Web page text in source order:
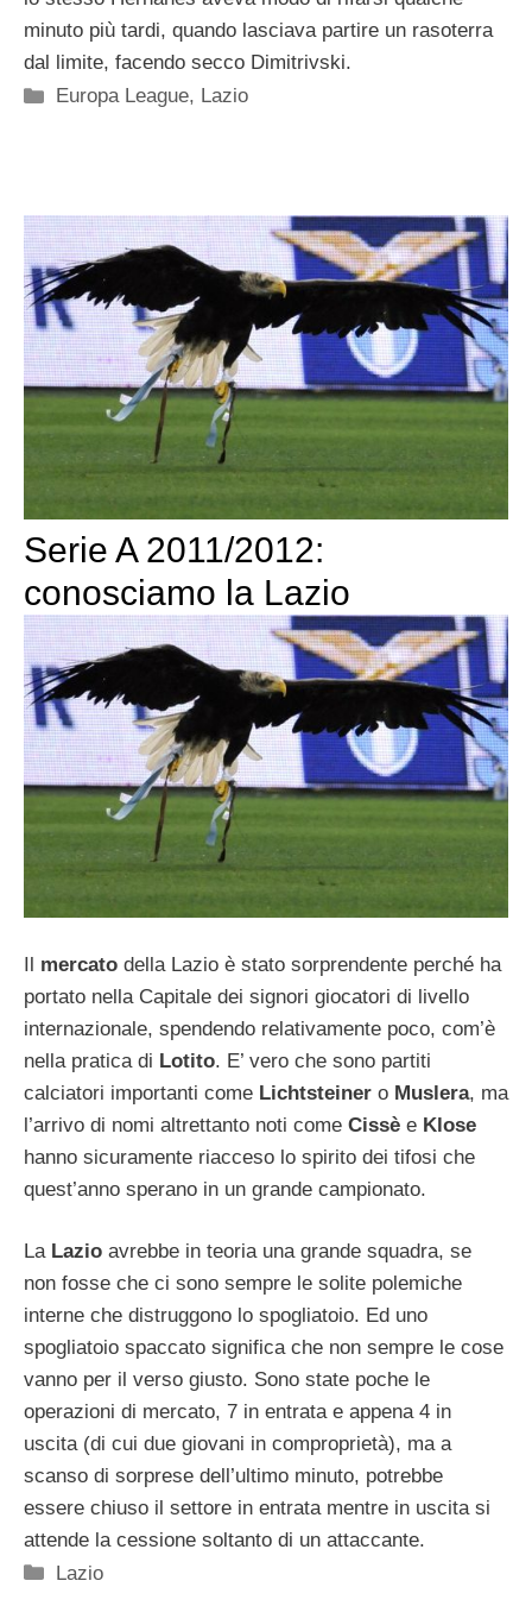
minuto più tardi, quando lasciava partire un rasoterra
dal limite, facendo secco Dimitrivski.
Categorie
Europa League, Lazio
Serie A 2011/2012:
conosciamo la Lazio
Il mercato della Lazio è stato sorprendente perché ha
portato nella Capitale dei signori giocatori di livello
internazionale, spendendo relativamente poco, com’è
nella pratica di Lotito. E’ vero che sono partiti
calciatori importanti come Lichtsteiner o Muslera, ma
l’arrivo di nomi altrettanto noti come Cissè e Klose
hanno sicuramente riacceso lo spirito dei tifosi che
quest’anno sperano in un grande campionato.
La Lazio avrebbe in teoria una grande squadra, se
non fosse che ci sono sempre le solite polemiche
interne che distruggono lo spogliatoio. Ed uno
spogliatoio spaccato significa che non sempre le cose
vanno per il verso giusto. Sono state poche le
operazioni di mercato, 7 in entrata e appena 4 in
uscita (di cui due giovani in comproprietà), ma a
scanso di sorprese dell’ultimo minuto, potrebbe
essere chiuso il settore in entrata mentre in uscita si
attende la cessione soltanto di un attaccante.
Categorie
Lazio